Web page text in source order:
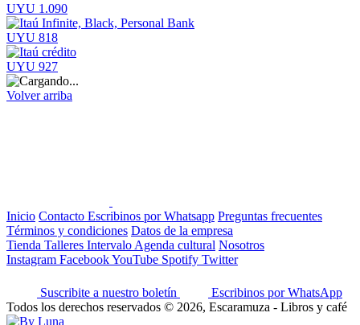
UYU 1.090
UYU 818
UYU 927
Volver arriba
Inicio Contacto Escribinos por Whatsapp Preguntas frecuentes
Términos y condiciones Datos de la empresa
Tienda Talleres Intervalo Agenda cultural Nosotros
Instagram FacebookYouTube Spotify Twitter
Suscribite a nuestro boletín
Escribinos por WhatsApp
Todos los derechos reservados © 2026, Escaramuza - Libros y café